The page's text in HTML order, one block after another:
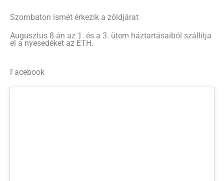
Szombaton ismét érkezik a zöldjárat
Augusztus 8-án az 1. és a 3. ütem háztartásaiból szállítja
el a nyesedéket az ÉTH.
Facebook